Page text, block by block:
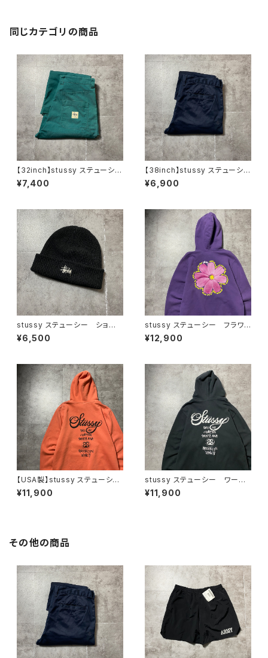
同じカテゴリの商品
【32inch】stussy ステューシ
ー ジッパーフライ グリー
ン ダブルニー ワークパンツ
¥7,400
【38inch】stussy ステューシ
ー ジッパーフライ SSリン
ク 刺繍ロゴ ネイビー クロ
¥6,900
stussy ステューシー ショー
ンフォント 刺繍ロゴ アクリル
100% ブラック 黒 ニット
¥6,500
stussy ステューシー フラワ
ー グラフィック バックプリン
ト パープル スウェット パー
¥12,900
【USA製】stussy ステューシ
ー ワールドツアー バックプリ
ント オレンジ スウェット パ
¥11,900
stussy ステューシー ワール
ドツアー バックプリント フル
ジップ パーカー スウェット
¥11,900
その他の商品